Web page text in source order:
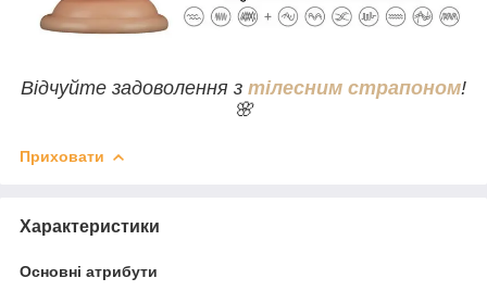
Відчуйте задоволення з тілесним страпоном!
🌸
Приховати
Характеристики
Основні атрибути